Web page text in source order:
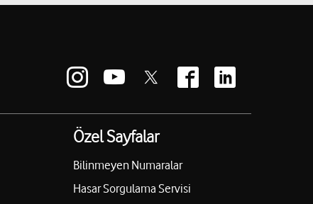
Özel Sayfalar
Bilinmeyen Numaralar
Hasar Sorgulama Servisi